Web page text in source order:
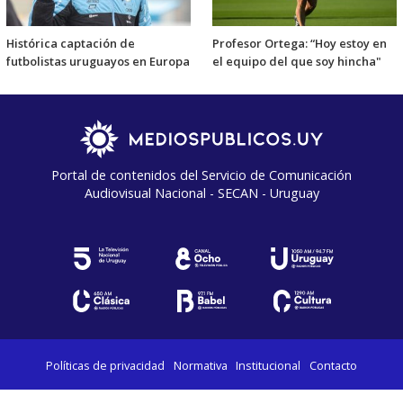
Histórica captación de
futbolistas uruguayos en Europa
Profesor Ortega: “Hoy estoy en
el equipo del que soy hincha"
Portal de contenidos del Servicio de Comunicación
Audiovisual Nacional - SECAN - Uruguay
Políticas de privacidad Normativa Institucional Contacto